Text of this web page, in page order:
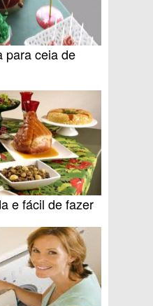
para ceia de
e fácil de fazer